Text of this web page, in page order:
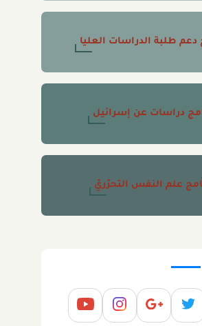
دعم طلبة الدراسات العليا
دراسات عن إسرائيل
علم النفس التحرّريّ